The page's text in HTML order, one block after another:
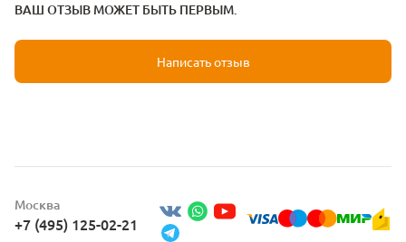
ВАШ ОТЗЫВ МОЖЕТ БЫТЬ ПЕРВЫМ.
Написать отзыв
Москва
+7 (495) 125-02-21